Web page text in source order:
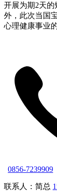
开展为期2天
外，此次当国
心理健康事业
0856-7239909
联系人：简总